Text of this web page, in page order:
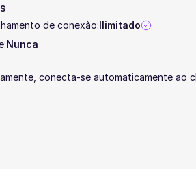
de conexão:Ilimitado
Nunca
conecta-se automaticamente ao